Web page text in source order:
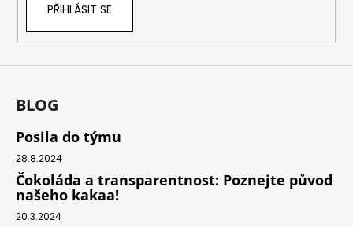
PŘIHLÁSIT SE
BLOG
Posila do týmu
28.8.2024
Čokoláda a transparentnost: Poznejte původ
našeho kakaa!
20.3.2024